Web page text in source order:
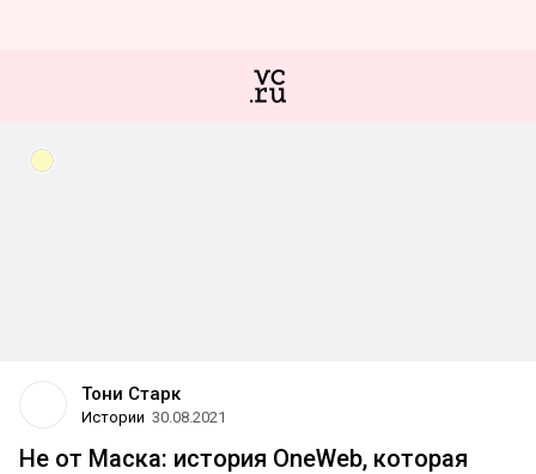
Тони Старк
Истории 30.08.2021
Не от Маска: история OneWeb, которая